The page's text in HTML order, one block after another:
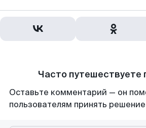
Часто путешествуете
Оставьте комментарий — он
пользователям принять решение